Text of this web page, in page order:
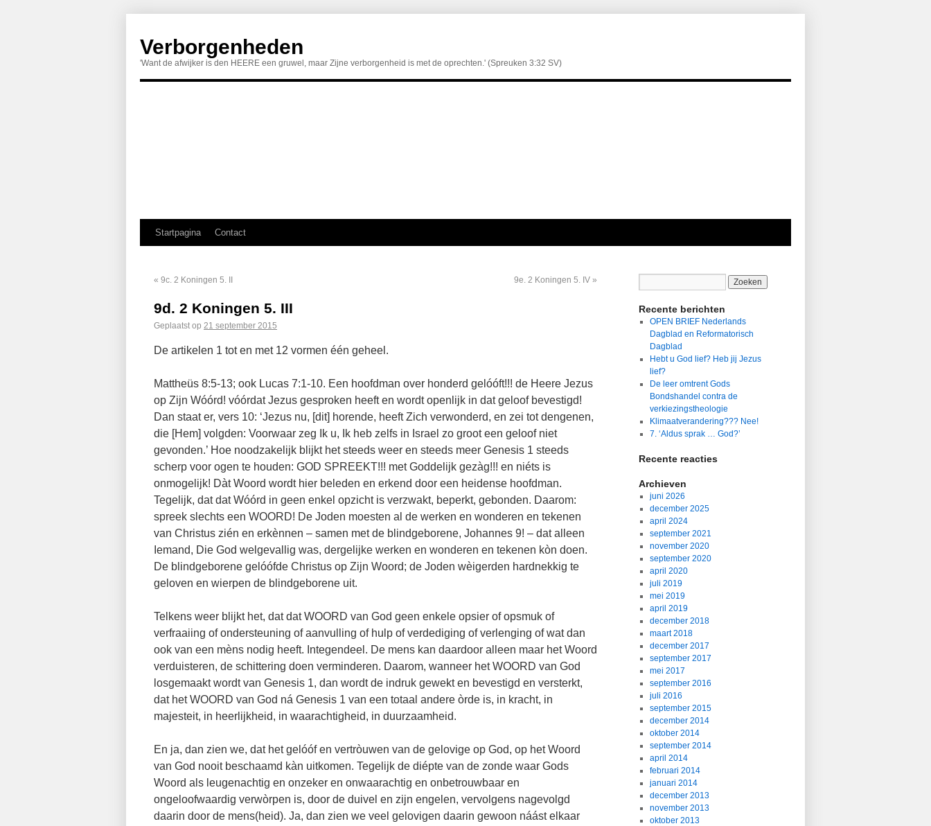
Verborgenheden
'Want de afwijker is den HEERE een gruwel, maar Zijne verborgenheid is met de oprechten.' (Spreuken 3:32 SV)
Startpagina Contact
« 9c. 2 Koningen 5. II 9e. 2 Koningen 5. IV »
9d. 2 Koningen 5. III
Geplaatst op 21 september 2015
De artikelen 1 tot en met 12 vormen één geheel.
Mattheüs 8:5-13; ook Lucas 7:1-10. Een hoofdman over honderd gelóóft!!! de Heere Jezus
op Zijn Wóórd! vóórdat Jezus gesproken heeft en wordt openlijk in dat geloof bevestigd!
Dan staat er, vers 10: ‘Jezus nu, [dit] horende, heeft Zich verwonderd, en zei tot dengenen,
die [Hem] volgden: Voorwaar zeg Ik u, Ik heb zelfs in Israel zo groot een geloof niet
gevonden.’ Hoe noodzakelijk blijkt het steeds weer en steeds meer Genesis 1 steeds
scherp voor ogen te houden: GOD SPREEKT!!! met Goddelijk gezàg!!! en niéts is
onmogelijk! Dàt Woord wordt hier beleden en erkend door een heidense hoofdman.
Tegelijk, dat dat Wóórd in geen enkel opzicht is verzwakt, beperkt, gebonden. Daarom:
spreek slechts een WOORD! De Joden moesten al de werken en wonderen en tekenen
van Christus zién en erkènnen – samen met de blindgeborene, Johannes 9! – dat alleen
Iemand, Die God welgevallig was, dergelijke werken en wonderen en tekenen kòn doen.
De blindgeborene gelóófde Christus op Zijn Woord; de Joden wèigerden hardnekkig te
geloven en wierpen de blindgeborene uit.
Telkens weer blijkt het, dat dat WOORD van God geen enkele opsier of opsmuk of
verfraaiing of ondersteuning of aanvulling of hulp of verdediging of verlenging of wat dan
ook van een mèns nodig heeft. Integendeel. De mens kan daardoor alleen maar het Woord
verduisteren, de schittering doen verminderen. Daarom, wanneer het WOORD van God
losgemaakt wordt van Genesis 1, dan wordt de indruk gewekt en bevestigd en versterkt,
dat het WOORD van God ná Genesis 1 van een totaal andere òrde is, in kracht, in
majesteit, in heerlijkheid, in waarachtigheid, in duurzaamheid.
En ja, dan zien we, dat het gelóóf en vertròuwen van de gelovige op God, op het Woord
van God nooit beschaamd kàn uitkomen. Tegelijk de diépte van de zonde waar Gods
Woord als leugenachtig en onzeker en onwaarachtig en onbetrouwbaar en
ongeloofwaardig verwòrpen is, door de duivel en zijn engelen, vervolgens nagevolgd
daarin door de mens(heid). Ja, dan zien we veel gelovigen daarin gewoon náást elkaar
Recente berichten
OPEN BRIEF Nederlands
Dagblad en Reformatorisch
Dagblad
Hebt u God lief? Heb jij Jezus
lief?
De leer omtrent Gods
Bondshandel contra de
verkiezingstheologie
Klimaatverandering??? Nee!
7. ‘Aldus sprak … God?’
Recente reacties
Archieven
juni 2026
december 2025
april 2024
september 2021
november 2020
september 2020
april 2020
juli 2019
mei 2019
april 2019
december 2018
maart 2018
december 2017
september 2017
mei 2017
september 2016
juli 2016
september 2015
december 2014
oktober 2014
september 2014
april 2014
februari 2014
januari 2014
december 2013
november 2013
oktober 2013